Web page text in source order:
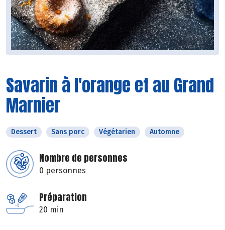
Savarin à l'orange et au Grand
Marnier
Dessert Sans porc Végétarien Automne
Nombre de personnes
0 personnes
Préparation
20 min